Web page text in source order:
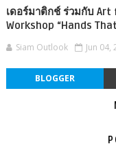
เดอร์มาติกช์ ร่วมกับ
Workshop “Hands
Siam Outlook Jun 04,
BLOGGER